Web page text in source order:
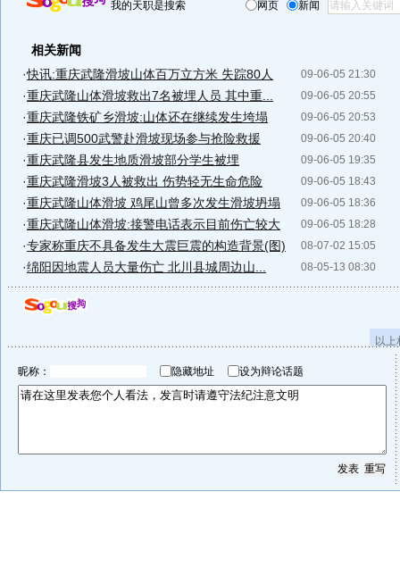
我的天职是搜索 网页 新闻
相关新闻
09-06-05 21:30
·快讯:重庆武隆滑坡山体百万立方米 失踪80人
09-06-05 20:55
·重庆武隆山体滑坡救出7名被埋人员 其中重...
09-06-05 20:53
·重庆武隆铁矿乡滑坡:山体还在继续发生垮塌
09-06-05 20:40
·重庆已调500武警赴滑坡现场参与抢险救援
09-06-05 19:35
·重庆武隆县发生地质滑坡部分学生被埋
09-06-05 18:43
·重庆武隆滑坡3人被救出 伤势轻无生命危险
09-06-05 18:36
·重庆武隆山体滑坡 鸡尾山曾多次发生滑坡坍塌
09-06-05 18:28
·重庆武隆山体滑坡:接警电话表示目前伤亡较大
08-07-02 15:05
·专家称重庆不具备发生大震巨震的构造背景(图)
08-05-13 08:30
·绵阳因地震人员大量伤亡 北川县城周边山...
以
昵称： 隐藏地址 设为辩论话题